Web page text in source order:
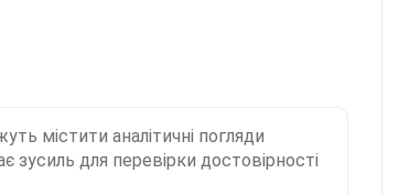
містити аналітичні погляди
зусиль для перевірки достовірності